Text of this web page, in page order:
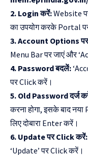
2. Login करें:Website
का उपयोग करके Portal
3. Account Options
Menu Bar पर जाएं और
4. Password बदलें:
पर Click करें।
5. Old Password दर्ज
करना होगा, इसके बाद
लिए दोबारा Enter करें।
6. Update पर Click करें:
‘Update’ पर Click करें।